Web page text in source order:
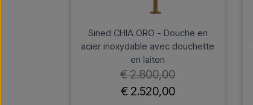
Sined CHIA ORO - Douche en
acier inoxydable avec douchette
en laiton
€ 2.800,00
€ 2.520,00